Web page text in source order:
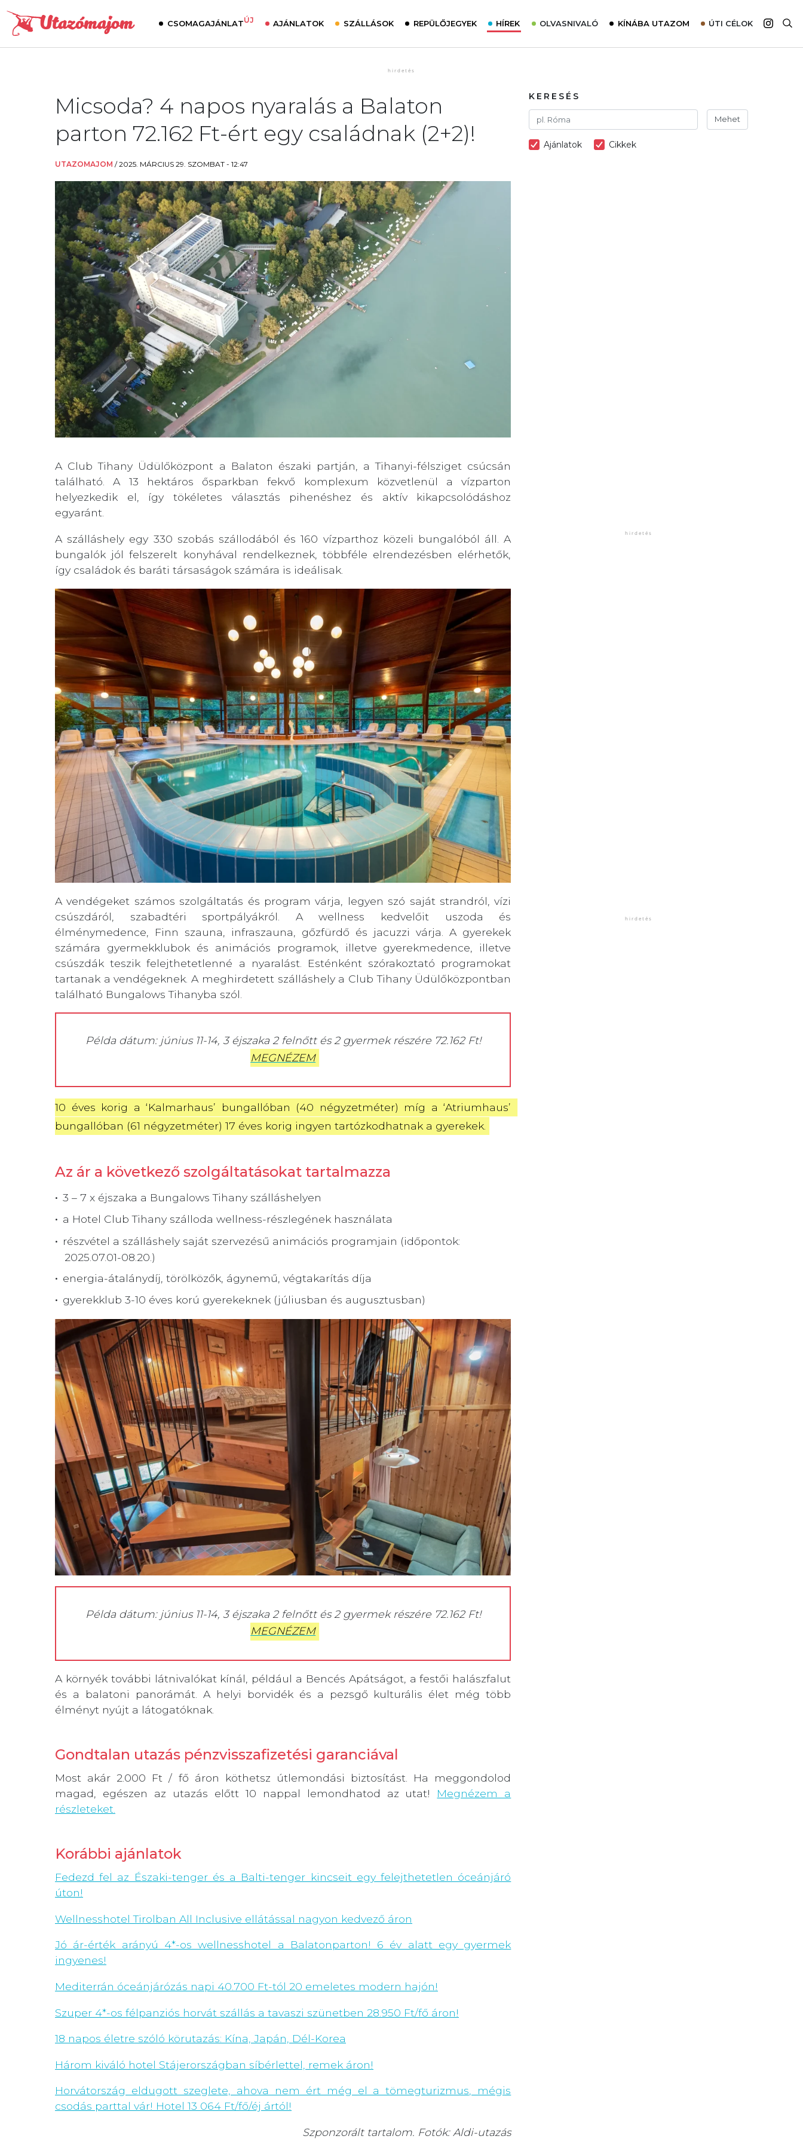
CSOMAGAJÁNLATÚJ AJÁNLATOK SZÁLLÁSOK REPÜLŐJEGYEK HÍREK OLVASNIVALÓ
Interjú
Élménybeszámolók
KÍNÁBA UTAZOM ÚTI CÉLOK
Ausztrália
Micsoda? 4 napos nyaralás a Balaton
parton 72.162 Ft-ért egy családnak (2+2)!
UTAZOMAJOM /2025. MÁRCIUS 29. SZOMBAT - 12:47
A Club Tihany Üdülőközpont a Balaton északi partján, a Tihanyi-félsziget csúcsán
található. A 13 hektáros ősparkban fekvő komplexum közvetlenül a vízparton
helyezkedik el, így tökéletes választás pihenéshez és aktív kikapcsolódáshoz
egyaránt.
A szálláshely egy 330 szobás szállodából és 160 vízparthoz közeli bungalóból áll. A
bungalók jól felszerelt konyhával rendelkeznek, többféle elrendezésben elérhetők,
így családok és baráti társaságok számára is ideálisak.
A vendégeket számos szolgáltatás és program várja, legyen szó saját strandról, vízi
csúszdáról, szabadtéri sportpályákról. A wellness kedvelőit uszoda és
élménymedence, Finn szauna, infraszauna, gőzfürdő és jacuzzi várja. A gyerekek
számára gyermekklubok és animációs programok, illetve gyerekmedence, illetve
csúszdák teszik felejthetetlenné a nyaralást. Esténként szórakoztató programokat
tartanak a vendégeknek. A meghirdetett szálláshely a Club Tihany Üdülőközpontban
található Bungalows Tihanyba szól.
Példa dátum: június 11-14, 3 éjszaka 2 felnőtt és 2 gyermek részére 72.162 Ft!
MEGNÉZEM
10 éves korig a ‘Kalmarhaus’ bungallóban (40 négyzetméter) míg a ‘Atriumhaus’
bungallóban (61 négyzetméter) 17 éves korig ingyen tartózkodhatnak a gyerekek.
Az ár a következő szolgáltatásokat tartalmazza
3 – 7 x éjszaka a Bungalows Tihany szálláshelyen
a Hotel Club Tihany szálloda wellness-részlegének használata
részvétel a szálláshely saját szervezésű animációs programjain (időpontok:
2025.07.01-08.20.)
energia-átalánydíj, törölközők, ágynemű, végtakarítás díja
gyerekklub 3-10 éves korú gyerekeknek (júliusban és augusztusban)
Példa dátum: június 11-14, 3 éjszaka 2 felnőtt és 2 gyermek részére 72.162 Ft!
MEGNÉZEM
A környék további látnivalókat kínál, például a Bencés Apátságot, a festői halászfalut
és a balatoni panorámát. A helyi borvidék és a pezsgő kulturális élet még több
élményt nyújt a látogatóknak.
Gondtalan utazás pénzvisszafizetési garanciával
Most akár 2.000 Ft / fő áron köthetsz útlemondási biztosítást. Ha meggondolod
magad, egészen az utazás előtt 10 nappal lemondhatod az utat! Megnézem a
részleteket.
Korábbi ajánlatok
Fedezd fel az Északi-tenger és a Balti-tenger kincseit egy felejthetetlen óceánjáró
úton!
Wellnesshotel Tirolban All Inclusive ellátással nagyon kedvező áron
Jó ár-érték arányú 4*-os wellnesshotel a Balatonparton! 6 év alatt egy gyermek
ingyenes!
Mediterrán óceánjárózás napi 40.700 Ft-tól 20 emeletes modern hajón!
Szuper 4*-os félpanziós horvát szállás a tavaszi szünetben 28.950 Ft/fő áron!
18 napos életre szóló körutazás: Kína, Japán, Dél-Korea
Három kiváló hotel Stájerországban síbérlettel, remek áron!
Horvátország eldugott szeglete, ahova nem ért még el a tömegturizmus, mégis
csodás parttal vár! Hotel 13 064 Ft/fő/éj ártól!
Szponzorált tartalom. Fotók: Aldi-utazás
KERESÉS
Mehet
Ajánlatok Cikkek